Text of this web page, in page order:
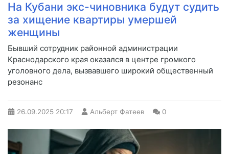
На Кубани экс-чиновника будут судить
за хищение квартиры умершей
женщины
Бывший сотрудник районной администрации
Краснодарского края оказался в центре громкого
уголовного дела, вызвавшего широкий общественный
резонанс
26.09.2025 20:17 Альберт Фатеев 0